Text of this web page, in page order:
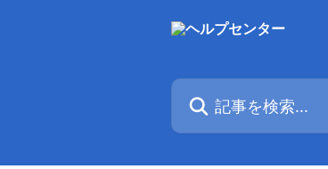
記事を検索...